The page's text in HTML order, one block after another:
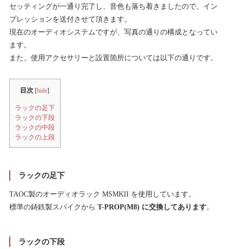
セッティングが一通り完了し、音色も落ち着きましたので、イン
プレッションを送付させて頂きます。
現在のオーディオシステムですが、写真の通りの構成となってい
ます。
また、使用アクセサリーと設置箇所については以下の通りです。
目次 [hide]
ラックの足下
ラックの下段
ラックの中段
ラックの上段
ラックの足下
TAOC製のオーディオラック MSMKII を使用しています。
標準の鋳鉄製スパイクから T-PROP(M8) に交換してあります。
ラックの下段